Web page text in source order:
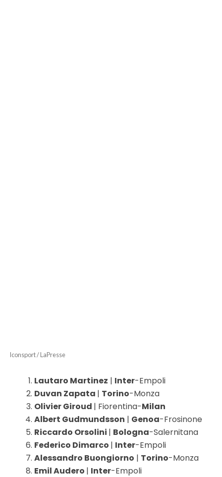
Iconsport / LaPresse
Lautaro Martinez | Inter-Empoli
Duvan Zapata | Torino-Monza
Olivier Giroud | Fiorentina-Milan
Albert Gudmundsson | Genoa-Frosinone
Riccardo Orsolini | Bologna-Salernitana
Federico Dimarco | Inter-Empoli
Alessandro Buongiorno | Torino-Monza
Emil Audero | Inter-Empoli